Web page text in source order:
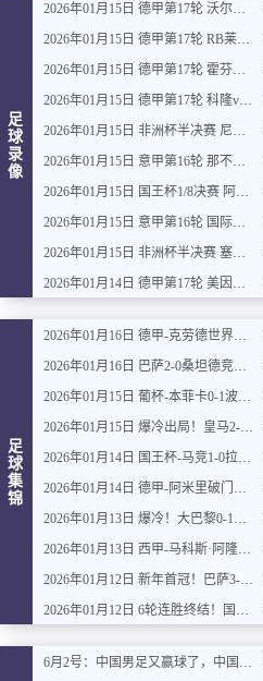
足
球
录
像
2026年01月15日 德甲第17轮 沃尔夫斯堡vs圣保利 全场录像
2026年01月15日 德甲第17轮 RB莱比锡vs弗赖堡 全场录像
2026年01月15日 德甲第17轮 霍芬海姆vs门兴 全场录像
2026年01月15日 德甲第17轮 科隆vs拜仁慕尼黑 全场录像
2026年01月15日 非洲杯半决赛 尼日利亚vs摩洛哥 全场录像
2026年01月15日 意甲第16轮 那不勒斯vs帕尔马 全场录像
2026年01月15日 国王杯1/8决赛 阿尔瓦塞特vs皇家马德里 全场录像
2026年01月15日 意甲第16轮 国际米兰vs莱切 全场录像
2026年01月15日 非洲杯半决赛 塞内加尔vs埃及 全场录像
2026年01月14日 德甲第17轮 美因茨vs海登海姆 全场录像
足
球
集
锦
2026年01月16日 德甲-克劳德世界波柳比西奇绝平 十人柏林联合1-1奥格斯堡
2026年01月16日 巴萨2-0桑坦德竞技晋级国王杯八强 费兰单刀球破门亚马尔建功
2026年01月15日 葡杯-本菲卡0-1波尔图止步八强 贝德纳雷克制胜帕夫利季斯失良机
2026年01月15日 爆冷出局！皇马2-3遭西乙队阿尔瓦塞特补时绝杀 无缘国王杯8强
2026年01月14日 国王杯-马竞1-0拉科鲁尼亚 格列兹曼十分角任意球破门+远射中横梁
2026年01月14日 德甲-阿米里破门威德默建功 美因茨2-1海登海姆
2026年01月13日 爆冷！大巴黎0-1巴黎FC止步法国杯32强 登贝莱失单刀埃梅里中框
2026年01月13日 西甲-马科斯·阿隆索点射制胜 塞尔塔客场1-0塞维利亚
2026年01月12日 新年首冠！巴萨3-2皇马卫冕西超杯 拉菲尼亚双响维尼修斯一条龙
2026年01月12日 6轮连胜终结！国米2-2那不勒斯 麦克托米奈双响恰20点射孔蒂染红
6月2号：中国男足又赢球了，中国足球终于不再令人闹心窝火！